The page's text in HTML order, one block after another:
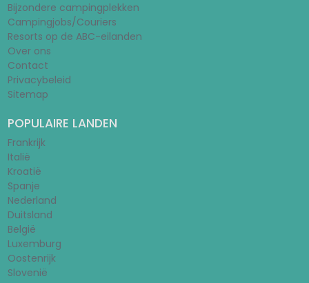
Bijzondere campingplekken
Campingjobs/Couriers
Resorts op de ABC-eilanden
Over ons
Contact
Privacybeleid
Sitemap
POPULAIRE LANDEN
Frankrijk
Italië
Kroatië
Spanje
Nederland
Duitsland
België
Luxemburg
Oostenrijk
Slovenië